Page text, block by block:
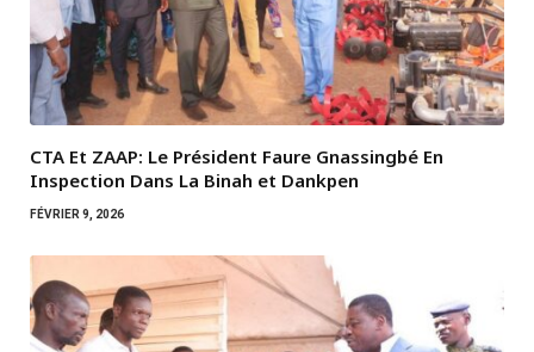
CTA Et ZAAP: Le Président Faure Gnassingbé En
Inspection Dans La Binah et Dankpen
FÉVRIER 9, 2026